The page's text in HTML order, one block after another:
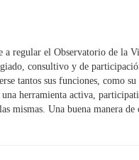
a regular el Observatorio de la
consultivo y de
tantos sus funciones, como
herramienta activa,
Una buena manera de